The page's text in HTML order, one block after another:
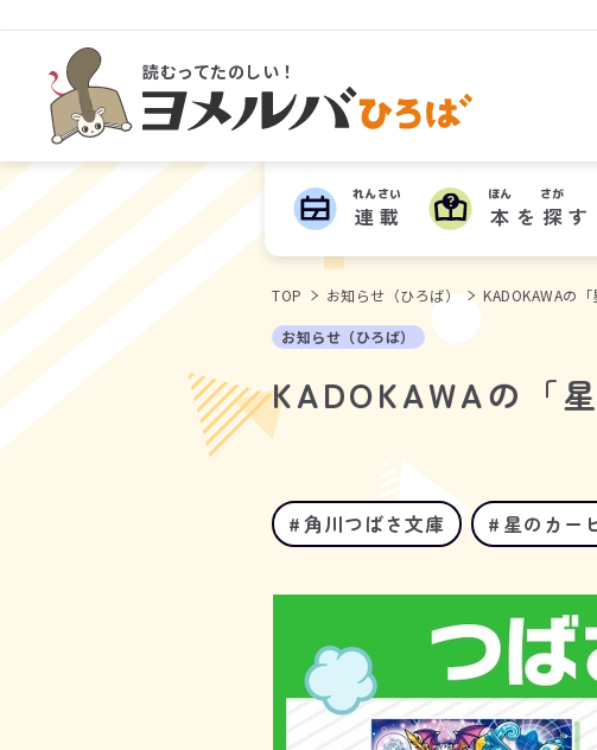
読むってたのしい！
ヨメルバひろば
連載
れんさい
本
ほん
を 探
さが
す
TOP お知らせ（ひろば） KADOKAWAの
お知らせ（ひろば）
KADOKAWAの「
角川つばさ文庫 星のカー